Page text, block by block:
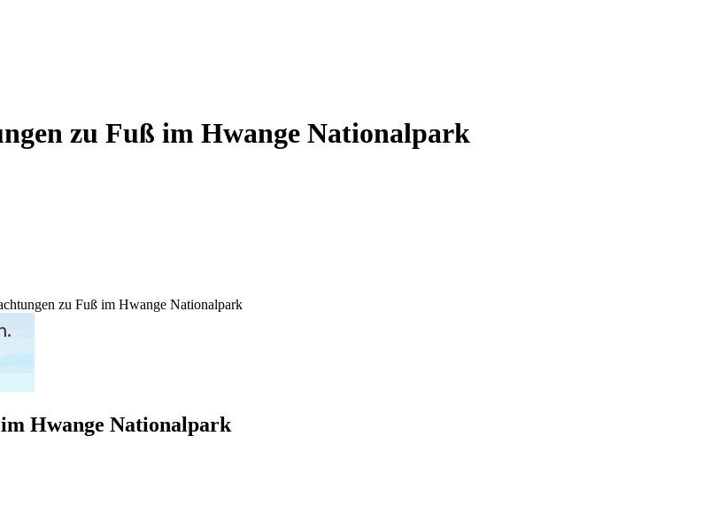
zu Fuß im Hwange Nationalpark
zu Fuß im Hwange Nationalpark
Hwange Nationalpark